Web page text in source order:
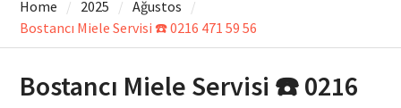
Home 2025
Ağustos
Bostancı Miele Servisi ☎️ 0216 471 59 56
Bostancı Miele Servisi ☎️ 0216